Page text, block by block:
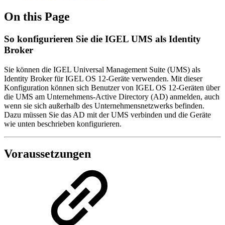
On this Page
So konfigurieren Sie die IGEL UMS als Identity
Broker
Sie können die IGEL Universal Management Suite (UMS) als
Identity Broker für IGEL OS 12-Geräte verwenden. Mit dieser
Konfiguration können sich Benutzer von IGEL OS 12-Geräten über
die UMS am Unternehmens-Active Directory (AD) anmelden, auch
wenn sie sich außerhalb des Unternehmensnetzwerks befinden.
Dazu müssen Sie das AD mit der UMS verbinden und die Geräte
wie unten beschrieben konfigurieren.
Voraussetzungen